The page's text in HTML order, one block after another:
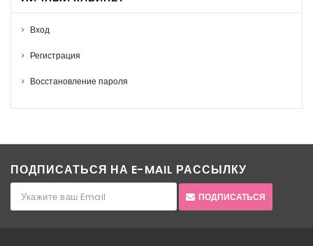
Вход
Регистрация
Восстановление пароля
ПОДПИСАТЬСЯ НА E-MAIL РАССЫЛКУ
ПОДПИСАТЬСЯ